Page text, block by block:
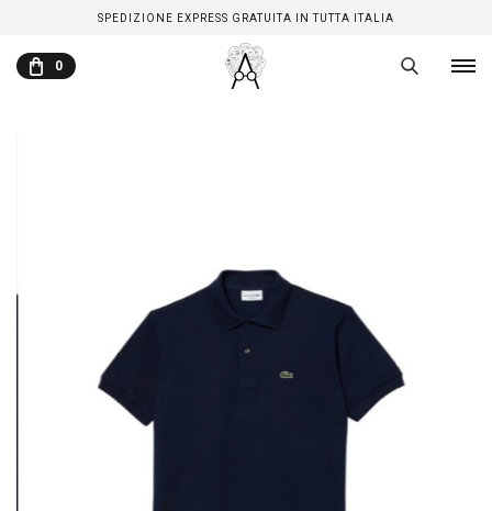
SPEDIZIONE EXPRESS GRATUITA IN TUTTA ITALIA
0